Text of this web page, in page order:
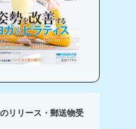
リリース・郵送物受